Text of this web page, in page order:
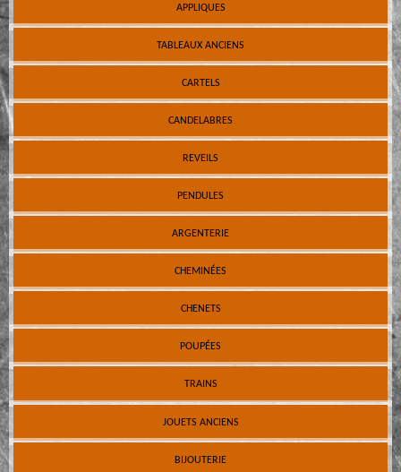
APPLIQUES
TABLEAUX ANCIENS
CARTELS
CANDELABRES
REVEILS
PENDULES
ARGENTERIE
CHEMINÉES
CHENETS
POUPÉES
TRAINS
JOUETS ANCIENS
BIJOUTERIE